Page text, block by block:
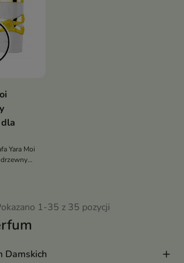
Damskich
Yara Moi
kobiet w
1-35 z 35 pozycji